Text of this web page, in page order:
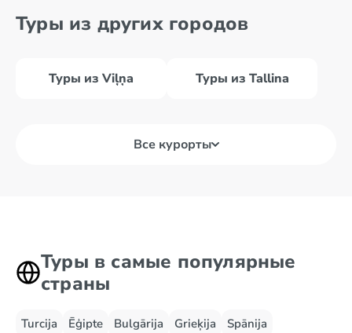
Туры из других городов
Туры из Viļņa Туры из Tallina
Все курорты
Туры в самые популярные
страны
Turcija Ēģipte Bulgārija Grieķija
Spānija